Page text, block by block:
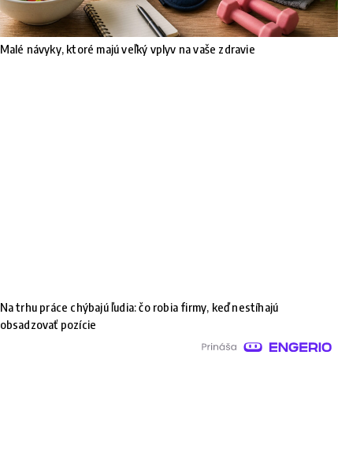
Malé návyky, ktoré majú veľký vplyv na vaše zdravie
Na trhu práce chýbajú ľudia: čo robia firmy, keď nestíhajú
obsadzovať pozície